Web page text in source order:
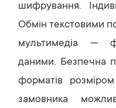
шифрування.
Обмін текстовими
мультимедіа —
даними. Безпечна
форматів
замовника